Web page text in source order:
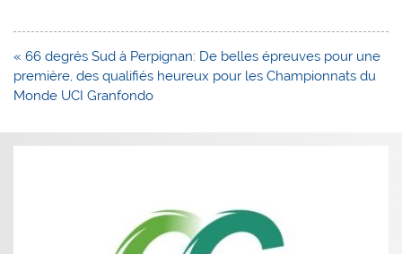
Navigation
de
l’article
« 66 degrés Sud à Perpignan: De belles épreuves pour une
première, des qualifiés heureux pour les Championnats du
Monde UCI Granfondo